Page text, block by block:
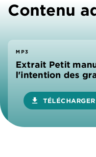
Contenu
MP3
Extrait Petit
l'intention des
download TÉLÉCHARGER